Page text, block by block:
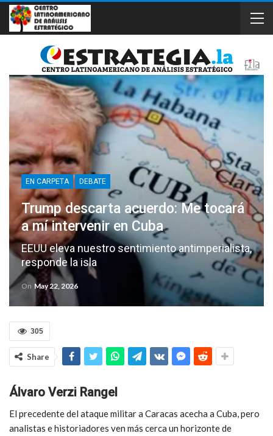
EN CARPETA DEBATE
Trump descarta acuerdo: Me tocará
a mí intervenir en Cuba
EEUU eleva nuestro sentimiento antimperialista,
responde la isla
On May 22, 2026
305
Share
Álvaro Verzi Rangel
El precedente del ataque militar a Caracas acecha a Cuba, pero
analistas e historiadores ven más cerca un horizonte de